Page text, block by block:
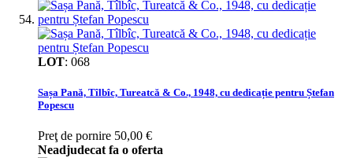
LOT: 068
Sașa Pană, Tîlbîc, Tureatcă & Co., 1948, cu dedicație pentru Ștefan
Popescu
Preţ de pornire 50,00 €
Neadjudecat fa o oferta